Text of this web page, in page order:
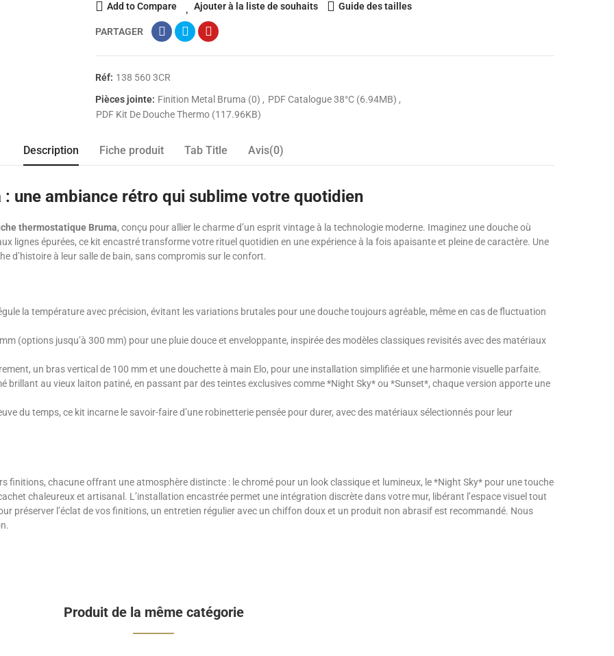
Add to Compare Ajouter à la liste de souhaits Guide des tailles
PARTAGER
Réf: 138 560 3CR
Pièces jointe: Finition Metal Bruma (0)
PDF Catalogue 38°C (6.94MB)
PDF Kit De Douche Thermo (117.96KB)
Description Fiche produit Tab Title Avis(0)
une ambiance rétro qui sublime votre quotidien
thermostatique Bruma, conçu pour allier le charme d’un esprit vintage à la technologie moderne. Imaginez une douche où
lignes épurées, ce kit encastré transforme votre rituel quotidien en une expérience à la fois apaisante et pleine de caractère. Une
d’histoire à leur salle de bain, sans compromis sur le confort.
la température avec précision, évitant les variations brutales pour une douche toujours agréable, même en cas de fluctuation
(options jusqu’à 300 mm) pour une pluie douce et enveloppante, inspirée des modèles classiques revisités avec des matériaux
un bras vertical de 100 mm et une douchette à main Elo, pour une installation simplifiée et une harmonie visuelle parfaite.
brillant au vieux laiton patiné, en passant par des teintes exclusives comme *Night Sky* ou *Sunset*, chaque version apporte une
du temps, ce kit incarne le savoir-faire d’une robinetterie pensée pour durer, avec des matériaux sélectionnés pour leur
finitions, chacune offrant une atmosphère distincte : le chromé pour un look classique et lumineux, le *Night Sky* pour une touche
chaleureux et artisanal. L’installation encastrée permet une intégration discrète dans votre mur, libérant l’espace visuel tout
préserver l’éclat de vos finitions, un entretien régulier avec un chiffon doux et un produit non abrasif est recommandé. Nous
Produit de la même catégorie